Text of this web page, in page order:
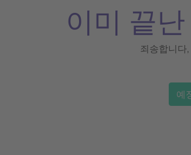
이미 끝
죄송합니다
예